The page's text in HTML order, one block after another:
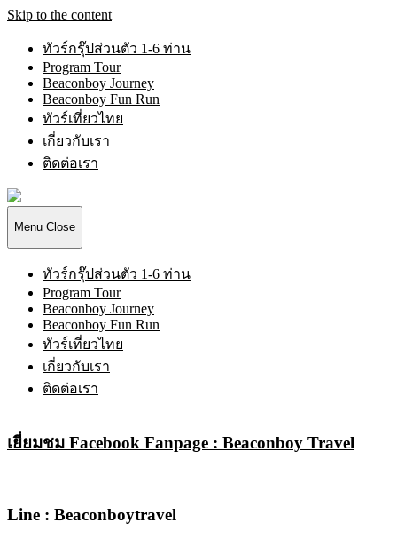
Skip to the content
ทัวร์กรุ๊ปส่วนตัว 1-6 ท่าน
Program Tour
Beaconboy Journey
Beaconboy Fun Run
ทัวร์เที่ยวไทย
เกี่ยวกับเรา
ติดต่อเรา
Beaconboy
Travel
Company
Menu Close
ทัวร์กรุ๊ปส่วนตัว 1-6 ท่าน
Program Tour
Beaconboy Journey
Beaconboy Fun Run
ทัวร์เที่ยวไทย
เกี่ยวกับเรา
ติดต่อเรา
เยี่ยมชม Facebook Fanpage : Beaconboy Travel
Line : Beaconboytravel